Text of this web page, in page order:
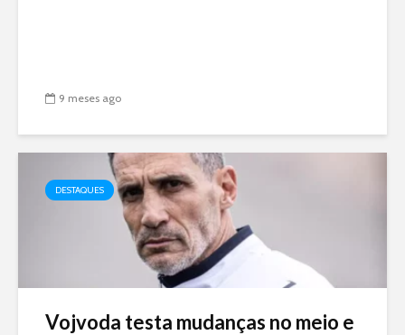
9 meses ago
DESTAQUES
Vojvoda testa mudanças no meio e